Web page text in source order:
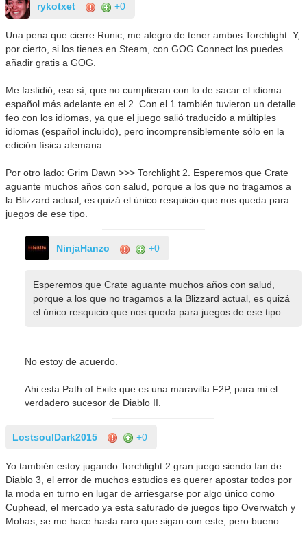
rykotxet +0
Una pena que cierre Runic; me alegro de tener ambos Torchlight. Y,
por cierto, si los tienes en Steam, con GOG Connect los puedes
añadir gratis a GOG.
Me fastidió, eso sí, que no cumplieran con lo de sacar el idioma
español más adelante en el 2. Con el 1 también tuvieron un detalle
feo con los idiomas, ya que el juego salió traducido a múltiples
idiomas (español incluido), pero incomprensiblemente sólo en la
edición física alemana.
Por otro lado: Grim Dawn >>> Torchlight 2. Esperemos que Crate
aguante muchos años con salud, porque a los que no tragamos a
la Blizzard actual, es quizá el único resquicio que nos queda para
juegos de ese tipo.
NinjaHanzo +0
Esperemos que Crate aguante muchos años con salud,
porque a los que no tragamos a la Blizzard actual, es quizá
el único resquicio que nos queda para juegos de ese tipo.
No estoy de acuerdo.
Ahi esta Path of Exile que es una maravilla F2P, para mi el
verdadero sucesor de Diablo II.
LostsoulDark2015 +0
Yo también estoy jugando Torchlight 2 gran juego siendo fan de
Diablo 3, el error de muchos estudios es querer apostar todos por
la moda en turno en lugar de arriesgarse por algo único como
Cuphead, el mercado ya esta saturado de juegos tipo Overwatch y
Mobas, se me hace hasta raro que sigan con este, pero bueno